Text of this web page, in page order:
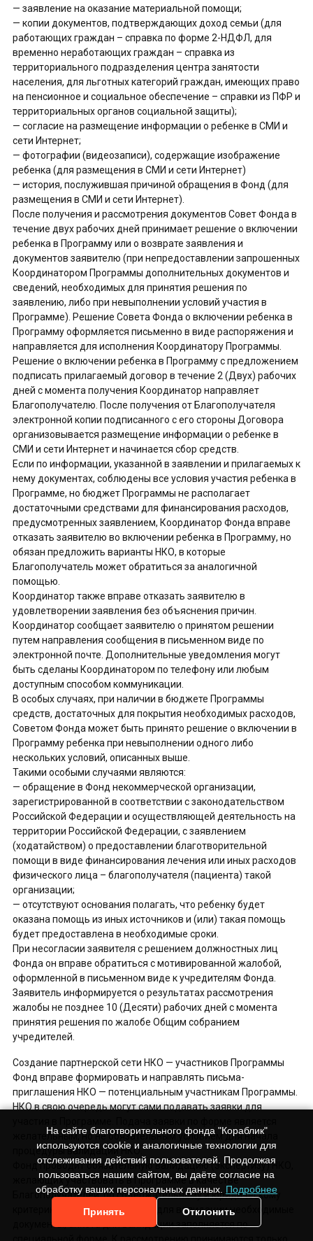
— заявление на оказание материальной помощи;
— копии документов, подтверждающих доход семьи (для
работающих граждан – справка по форме 2-НДФЛ, для
временно неработающих граждан – справка из
территориального подразделения центра занятости
населения, для льготных категорий граждан, имеющих право
на пенсионное и социальное обеспечение – справки из ПФР и
территориальных органов социальной защиты);
— согласие на размещение информации о ребенке в СМИ и
сети Интернет;
— фотографии (видеозаписи), содержащие изображение
ребенка (для размещения в СМИ и сети Интернет)
— история, послужившая причиной обращения в Фонд (для
размещения в СМИ и сети Интернет).
После получения и рассмотрения документов Совет Фонда в
течение двух рабочих дней принимает решение о включении
ребенка в Программу или о возврате заявления и
документов заявителю (при непредоставлении запрошенных
Координатором Программы дополнительных документов и
сведений, необходимых для принятия решения по
заявлению, либо при невыполнении условий участия в
Программе). Решение Совета Фонда о включении ребенка в
Программу оформляется письменно в виде распоряжения и
направляется для исполнения Координатору Программы.
Решение о включении ребенка в Программу с предложением
подписать прилагаемый договор в течение 2 (Двух) рабочих
дней с момента получения Координатор направляет
Благополучателю. После получения от Благополучателя
электронной копии подписанного с его стороны Договора
организовывается размещение информации о ребенке в
СМИ и сети Интернет и начинается сбор средств.
Если по информации, указанной в заявлении и прилагаемых к
нему документах, соблюдены все условия участия ребенка в
Программе, но бюджет Программы не располагает
достаточными средствами для финансирования расходов,
предусмотренных заявлением, Координатор Фонда вправе
отказать заявителю во включении ребенка в Программу, но
обязан предложить варианты НКО, в которые
Благополучатель может обратиться за аналогичной
помощью.
Координатор также вправе отказать заявителю в
удовлетворении заявления без объяснения причин.
Координатор сообщает заявителю о принятом решении
путем направления сообщения в письменном виде по
электронной почте. Дополнительные уведомления могут
быть сделаны Координатором по телефону или любым
доступным способом коммуникации.
В особых случаях, при наличии в бюджете Программы
средств, достаточных для покрытия необходимых расходов,
Советом Фонда может быть принято решение о включении в
Программу ребенка при невыполнении одного либо
нескольких условий, описанных выше.
Такими особыми случаями являются:
— обращение в Фонд некоммерческой организации,
зарегистрированной в соответствии с законодательством
Российской Федерации и осуществляющей деятельность на
территории Российской Федерации, с заявлением
(ходатайством) о предоставлении благотворительной
помощи в виде финансирования лечения или иных расходов
физического лица – благополучателя (пациента) такой
организации;
— отсутствуют основания полагать, что ребенку будет
оказана помощь из иных источников и (или) такая помощь
будет предоставлена в необходимые сроки.
При несогласии заявителя с решением должностных лиц
Фонда он вправе обратиться с мотивированной жалобой,
оформленной в письменном виде к учредителям Фонда.
Заявитель информируется о результатах рассмотрения
жалобы не позднее 10 (Десяти) рабочих дней с момента
принятия решения по жалобе Общим собранием
учредителей.
Создание партнерской сети НКО — участников Программы
Фонд вправе формировать и направлять письма-
приглашения НКО — потенциальным участникам Программы.
НКО в свою очередь могут сами подавать заявки для
желательным, но не обязательным условием для начала
процедуры валидации НКО.
Фонд проводит обязательную валидацию (экспертизу) НКО,
желающих участвовать в Программе в качестве
Благополучателей, по содержательному и юридическому
критерию. НКО предоставляет для валидации необходимые
документы, анкета для валидации заполняется по
На сайте благотворительного фонда "Кораблик"
используются cookie и аналогичные технологии для
отслеживания действий пользователей. Продолжая
пользоваться нашим сайтом, вы даёте согласие на
обработку ваших персональных данных. Подробнее
Принять
Отклонить